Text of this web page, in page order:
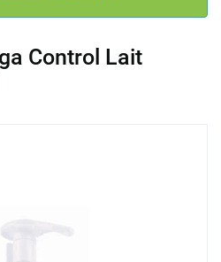
Control Lait